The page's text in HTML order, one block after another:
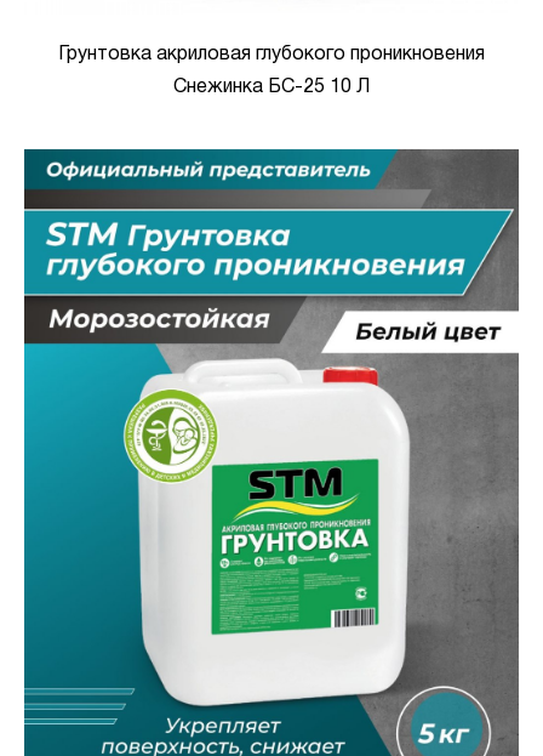
Грунтовка акриловая глубокого проникновения
Снежинка БС-25 10 Л